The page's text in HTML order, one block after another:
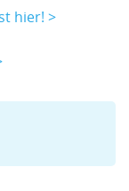
hier! >